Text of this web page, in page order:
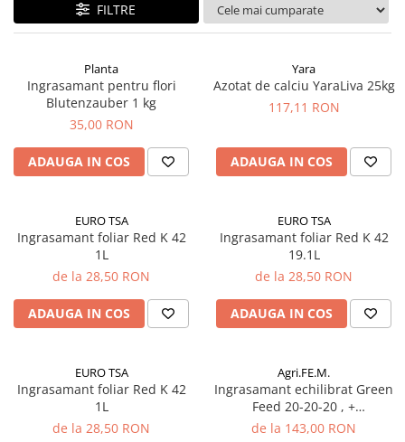
Dovlecel
Mazare
Pepene galben
Porumb dulce
Spanac
Vinete
FILTRE
Planta
Ingrasamant pentru flori
Blutenzauber 1 kg
35,00 RON
ADAUGA IN COS
Yara
Azotat de calciu YaraLiva 25kg
117,11 RON
ADAUGA IN COS
EURO TSA
Ingrasamant foliar Red K 42
1L
de la 28,50 RON
ADAUGA IN COS
EURO TSA
Ingrasamant foliar Red K 42
19.1L
de la 28,50 RON
ADAUGA IN COS
EURO TSA
Ingrasamant foliar Red K 42
1L
de la 28,50 RON
Agri.FE.M.
Ingrasamant echilibrat Green
Feed 20-20-20 , +
microelemente , 25 kg
de la 143,00 RON